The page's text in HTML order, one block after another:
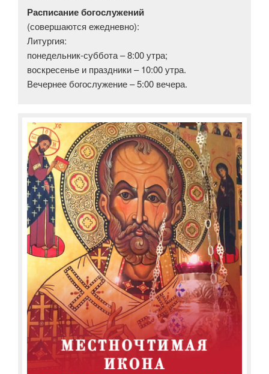
Расписание богослужений
(совершаются ежедневно):
Литургия:
понедельник-суббота – 8:00 утра;
воскресенье и праздники – 10:00 утра.
Вечернее богослужение – 5:00 вечера.